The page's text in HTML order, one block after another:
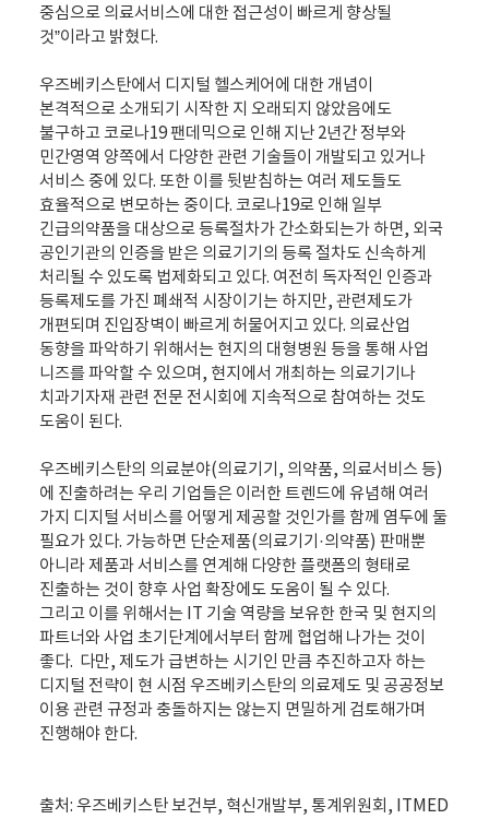
중심으로 의료서비스에 대한 접근성이 빠르게 향상될
것”이라고 밝혔다.
우즈베키스탄에서 디지털 헬스케어에 대한 개념이
본격적으로 소개되기 시작한 지 오래되지 않았음에도
불구하고 코로나19 팬데믹으로 인해 지난 2년간 정부와
민간영역 양쪽에서 다양한 관련 기술들이 개발되고 있거나
서비스 중에 있다. 또한 이를 뒷받침하는 여러 제도들도
효율적으로 변모하는 중이다. 코로나19로 인해 일부
긴급의약품을 대상으로 등록절차가 간소화되는가 하면, 외국
공인기관의 인증을 받은 의료기기의 등록 절차도 신속하게
처리될 수 있도록 법제화되고 있다. 여전히 독자적인 인증과
등록제도를 가진 폐쇄적 시장이기는 하지만, 관련제도가
개편되며 진입장벽이 빠르게 허물어지고 있다. 의료산업
동향을 파악하기 위해서는 현지의 대형병원 등을 통해 사업
니즈를 파악할 수 있으며, 현지에서 개최하는 의료기기나
치과기자재 관련 전문 전시회에 지속적으로 참여하는 것도
도움이 된다.
우즈베키스탄의 의료분야(의료기기, 의약품, 의료서비스 등)
에 진출하려는 우리 기업들은 이러한 트렌드에 유념해 여러
가지 디지털 서비스를 어떻게 제공할 것인가를 함께 염두에 둘
필요가 있다. 가능하면 단순제품(의료기기·의약품) 판매뿐
아니라 제품과 서비스를 연계해 다양한 플랫폼의 형태로
진출하는 것이 향후 사업 확장에도 도움이 될 수 있다.
그리고 이를 위해서는 IT 기술 역량을 보유한 한국 및 현지의
파트너와 사업 초기단계에서부터 함께 협업해 나가는 것이
좋다. 다만, 제도가 급변하는 시기인 만큼 추진하고자 하는
디지털 전략이 현 시점 우즈베키스탄의 의료제도 및 공공정보
이용 관련 규정과 충돌하지는 않는지 면밀하게 검토해가며
진행해야 한다.
출처: 우즈베키스탄 보건부, 혁신개발부, 통계위원회, ITMED